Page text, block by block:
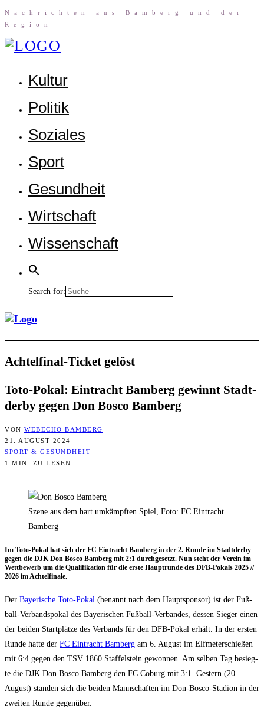
Nach­rich­ten aus Bam­berg und der
Region
Kul­tur
Poli­tik
Sozia­les
Sport
Gesund­heit
Wirt­schaft
Wis­sen­schaft
Search for:
Ach­tel­fi­nal-Ticket gelöst
Toto-Pokal: Ein­tracht Bam­berg gewinnt Stadt­
der­by gegen Don Bosco Bamberg
VON WEBECHO BAMBERG
21. AUGUST 2024
SPORT & GESUNDHEIT
1 MIN. ZU LESEN
Szene aus dem hart umkämpften Spiel, Foto: FC Eintracht
Bamberg
Im Toto-Pokal hat sich der FC Ein­tracht Bam­berg in der 2. Run­de im Stadt­der­by
gegen die DJK Don Bosco Bam­berg mit 2:1 durch­ge­setzt. Nun steht der Ver­ein im
Wett­be­werb um die Qua­li­fi­ka­ti­on für die ers­te Haupt­run­de des DFB-Pokals 2025 /​/​
2026 im Achtelfinale.
Der Baye­ri­sche Toto-Pokal (benannt nach dem Haupt­spon­sor) ist der Fuß­
ball-Ver­bands­po­kal des Baye­ri­schen Fuß­ball-Ver­ban­des, des­sen Sie­ger einen
der bei­den Start­plät­ze des Ver­bands für den DFB-Pokal erhält. In der ers­ten
Run­de hat­te der FC Ein­tracht Bam­berg am 6. August im Elf­me­ter­schie­ßen
mit 6:4 gegen den TSV 1860 Staf­fel­stein gewon­nen. Am sel­ben Tag besieg­
te die DJK Don Bosco Bam­berg den FC Coburg mit 3:1. Ges­tern (20.
August) stan­den sich die bei­den Mann­schaf­ten im Don-Bosco-Sta­di­on in der
zwei­ten Run­de gegenüber.